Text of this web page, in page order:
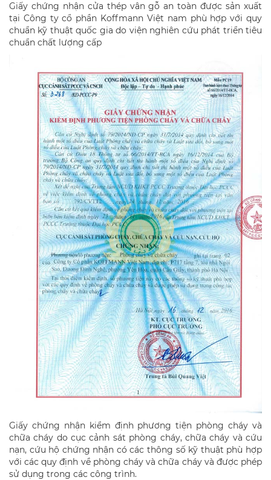
Giấy chứng nhận cửa thép vân gỗ an toàn được sản xuất
tại Công ty cổ phần Koffmann Việt nam phù hợp với quy
chuẩn kỹ thuật quốc gia do viện nghiên cứu phát triển tiêu
chuẩn chất lượng cấp
Giấy chứng nhận kiểm định phương tiện phòng cháy và
chữa cháy do cục cảnh sát phòng cháy, chữa cháy và cứu
nạn, cứu hộ chứng nhận có các thông số kỹ thuật phù hợp
với các quy định về phòng cháy và chữa cháy và được phép
sử dụng trong các công trình.